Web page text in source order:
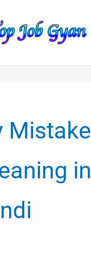
Mistake
in